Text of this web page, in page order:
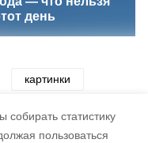
статистику
пользоваться
день
картинки